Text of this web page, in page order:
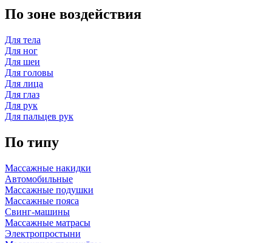
По зоне воздействия
Для тела
Для ног
Для шеи
Для головы
Для лица
Для глаз
Для рук
Для пальцев рук
По типу
Массажные накидки
Автомобильные
Массажные подушки
Массажные пояса
Свинг-машины
Массажные матрасы
Электропростыни